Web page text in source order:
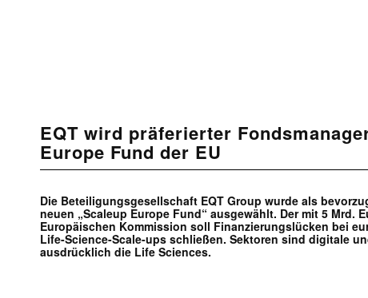
EQT wird präferierter
Europe Fund der EU
Die Beteiligungsgesellschaft EQT Group wurde als
neuen „Scaleup Europe Fund“ ausgewählt. Der mit 5 Mrd.
Europäischen Kommission soll Finanzierungslücken bei
Life-Science-Scale-ups schließen. Sektoren sind digitale
ausdrücklich die Life Sciences.